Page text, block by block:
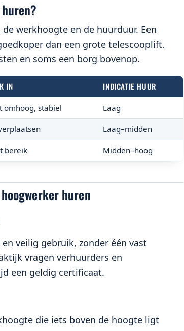
werkhoogte en de huurduur. Een
dan een grote telescooplift.
en soms een borg bovenop.
IN INDICATIE HUUR
omhoog, stabiel Laag
Laag–midden
bereik Midden–hoog
huren
veilig gebruik, zonder één vast
vragen verhuurders en
een geldig certificaat.
die iets boven de hoogte ligt